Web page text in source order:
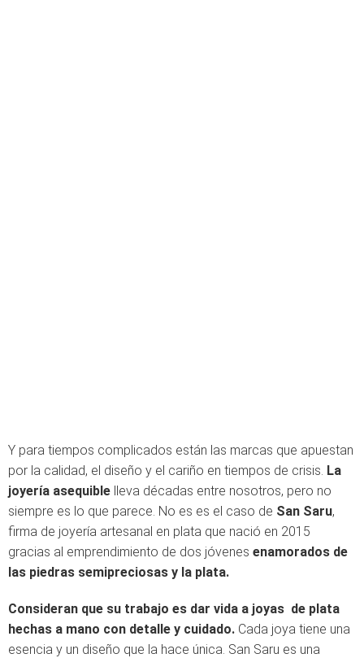
Y para tiempos complicados están las marcas que apuestan
por la calidad, el diseño y el cariño en tiempos de crisis. La
joyería asequible lleva décadas entre nosotros, pero no
siempre es lo que parece. No es es el caso de San Saru,
firma de joyería artesanal en plata que nació en 2015
gracias al emprendimiento de dos jóvenes enamorados de
las piedras semipreciosas y la plata.
Consideran que su trabajo es dar vida a joyas de plata
hechas a mano con detalle y cuidado. Cada joya tiene una
esencia y un diseño que la hace única. San Saru es una